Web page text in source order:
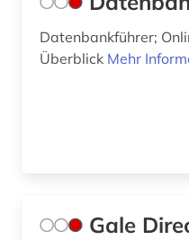
Datenbankführer;
Überblick Mehr
Gale